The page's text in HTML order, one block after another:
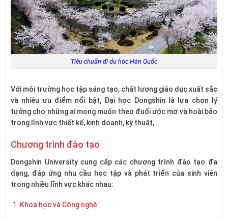
Tiêu chuẩn đi du học Hàn Quốc
Với môi trường học tập sáng tạo, chất lượng giáo dục xuất sắc
và nhiều ưu điểm nổi bật, Đại học Dongshin là lựa chọn lý
tưởng cho những ai mong muốn theo đuổi ước mơ và hoài bão
trong lĩnh vực thiết kế, kinh doanh, kỹ thuật,…
Chương trình đào tạo
Dongshin University cung cấp các chương trình đào tạo đa
dạng, đáp ứng nhu cầu học tập và phát triển của sinh viên
trong nhiều lĩnh vực khác nhau:
Khoa học và Công nghệ: